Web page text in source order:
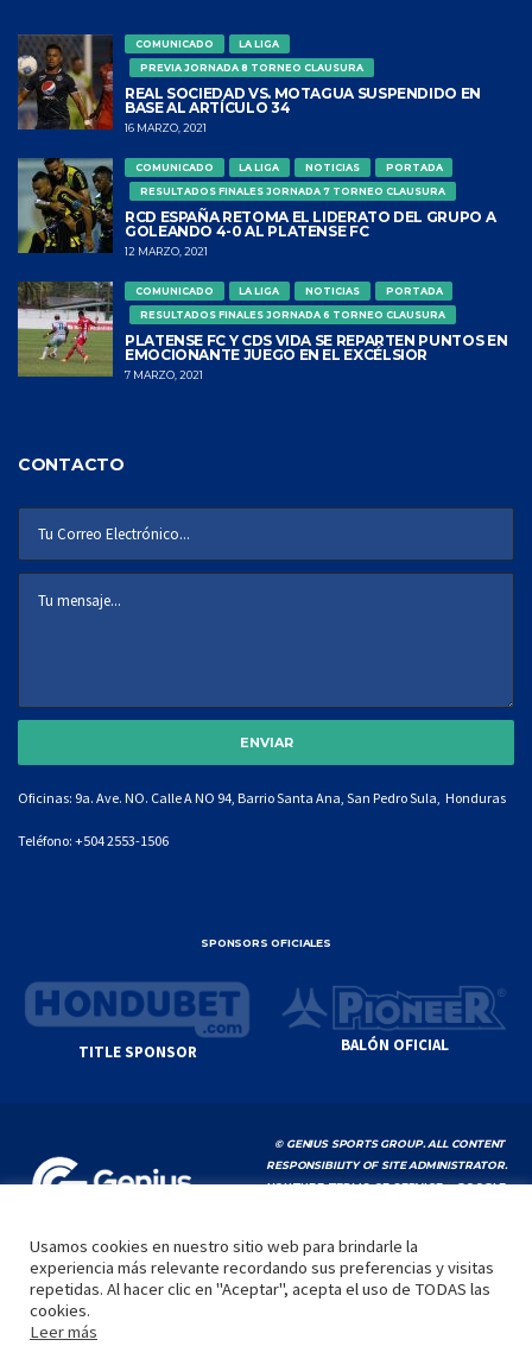
COMUNICADO
LA LIGA
PREVIA JORNADA 8 TORNEO CLAUSURA
REAL SOCIEDAD VS. MOTAGUA SUSPENDIDO EN
BASE AL ARTÍCULO 34
16 MARZO, 2021
COMUNICADO LA LIGA NOTICIAS
PORTADA
RESULTADOS FINALES JORNADA 7 TORNEO CLAUSURA
RCD ESPAÑA RETOMA EL LIDERATO DEL GRUPO A
GOLEANDO 4-0 AL PLATENSE FC
12 MARZO, 2021
COMUNICADO LA LIGA NOTICIAS
PORTADA
RESULTADOS FINALES JORNADA 6 TORNEO CLAUSURA
PLATENSE FC Y CDS VIDA SE REPARTEN PUNTOS EN
EMOCIONANTE JUEGO EN EL EXCÉLSIOR
7 MARZO, 2021
CONTACTO
Oficinas: 9a. Ave. NO. Calle A NO 94, Barrio Santa Ana, San Pedro Sula, Honduras
Teléfono: +504 2553-1506
SPONSORS OFICIALES
TITLE SPONSOR BALÓN OFICIAL
© GENIUS SPORTS GROUP. ALL CONTENT
RESPONSIBILITY OF SITE ADMINISTRATOR.
YOUTUBE TERMS OF SERVICE|GOOGLE
INICIO LA LIGA VIDEOS MEDIA CONTACTO
Usamos cookies en nuestro sitio web para brindarle la
experiencia más relevante recordando sus preferencias y visitas
repetidas. Al hacer clic en "Aceptar", acepta el uso de TODAS las
cookies.
Leer más